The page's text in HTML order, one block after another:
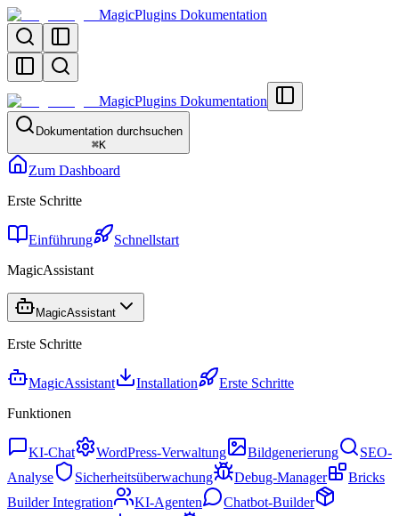
MagicPlugins Dokumentation
MagicPlugins Dokumentation
Dokumentation durchsuchen
⌘K
Zum Dashboard
Erste Schritte
Einführung
Schnellstart
MagicAssistant
MagicAssistant
Erste Schritte
MagicAssistant Installation
Erste Schritte
Funktionen
KI-Chat WordPress-Verwaltung Bildgenerierung
SEO-
Analyse
Sicherheitsüberwachung Debug-Manager
Bricks
Builder Integration
KI-Agenten
Chatbot-Builder